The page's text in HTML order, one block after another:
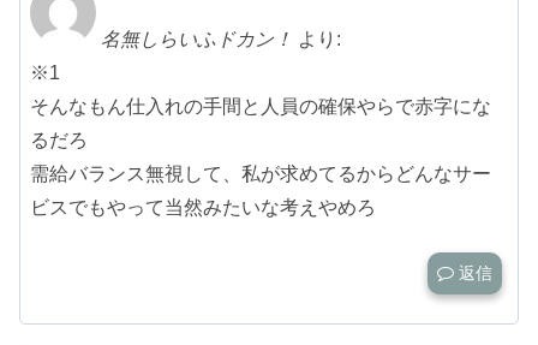
名無しらいふドカン！ より:
※1
そんなもん仕入れの手間と人員の確保やらで赤字にな
るだろ
需給バランス無視して、私が求めてるからどんなサー
ビスでもやって当然みたいな考えやめろ
返信